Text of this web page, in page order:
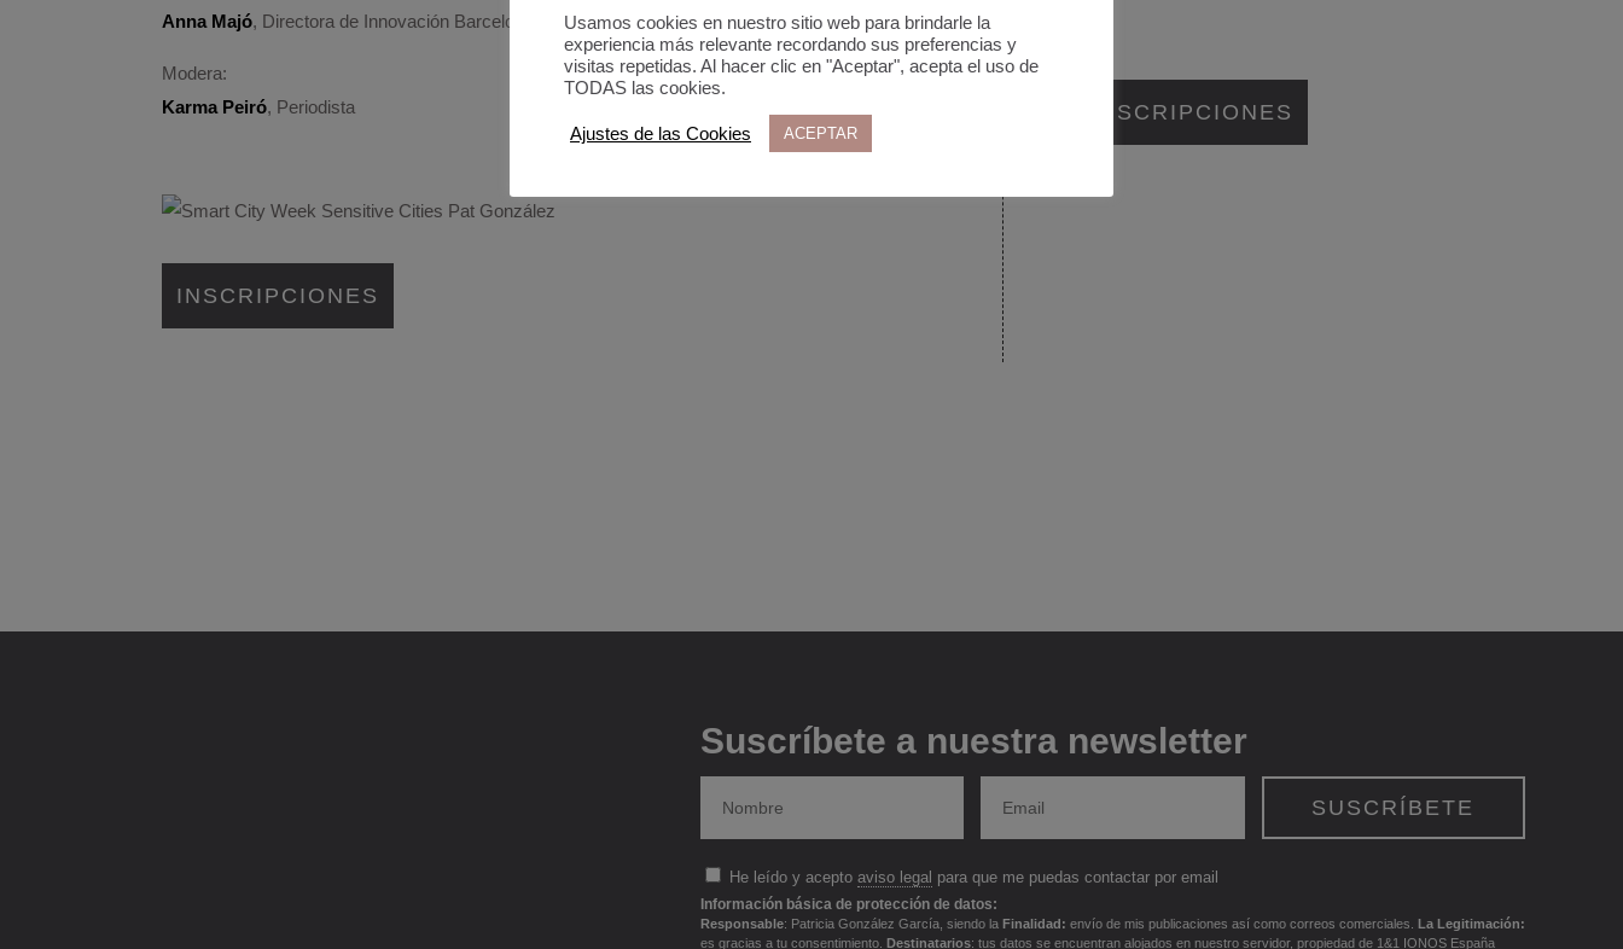
Anna Majó, Directora de Innovación Barcelona Activa
Modera:
Karma Peiró, Periodista
INSCRIPCIONES
INSCRIPCIONES
Suscríbete a nuestra newsletter
He leído y acepto aviso legal para que me puedas contactar por email
Información básica de protección de datos:
Responsable: Patricia González García, siendo la Finalidad: envío de mis publicaciones así como correos comerciales.
La Legitimación:
es gracias a tu consentimiento.
Destinatarios: tus datos se encuentran alojados en nuestro servidor, propiedad de 1&1 IONOS España
Usamos cookies en nuestro sitio web para brindarle la
experiencia más relevante recordando sus preferencias y
visitas repetidas. Al hacer clic en "Aceptar", acepta el uso de
TODAS las cookies.
Ajustes de las Cookies ACEPTAR